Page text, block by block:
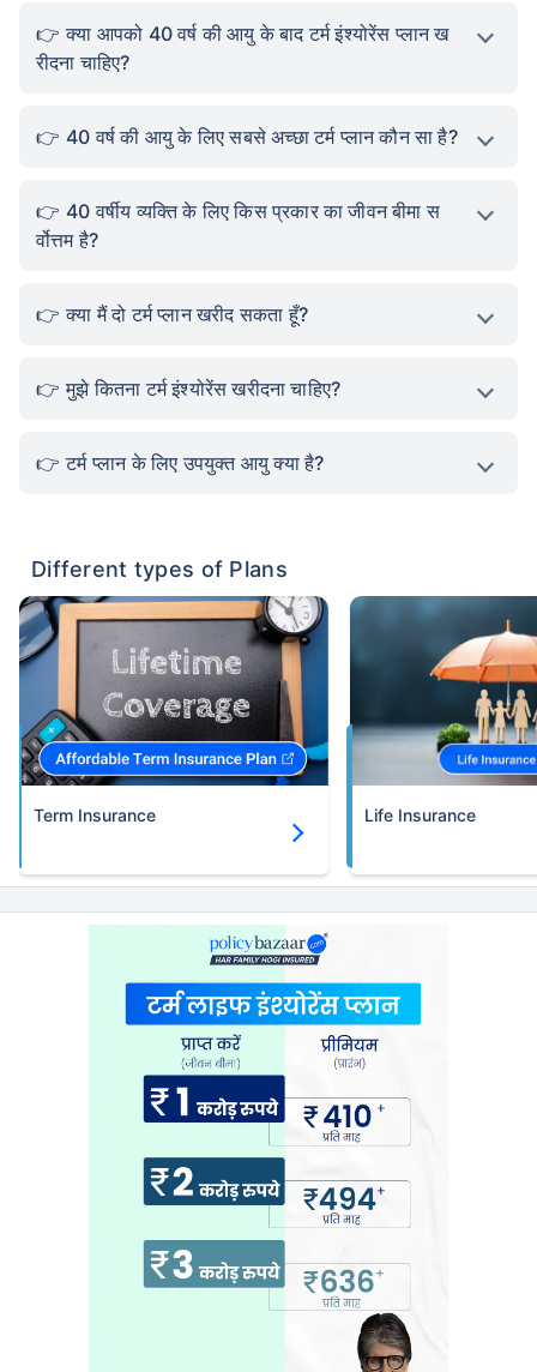
क्या आपको 40 वर्ष की आयु के बाद टर्म इंश्योरेंस प्लान ख
रीदना चाहिए?
40 वर्ष की आयु के लिए सबसे अच्छा टर्म प्लान कौन सा है?
40 वर्षीय व्यक्ति के लिए किस प्रकार का जीवन बीमा स
र्वोत्तम है?
क्या मैं दो टर्म प्लान खरीद सकता हूँ?
मुझे कितना टर्म इंश्योरेंस खरीदना चाहिए?
टर्म प्लान के लिए उपयुक्त आयु क्या है?
Different types of Plans
Term Insurance Life Insurance